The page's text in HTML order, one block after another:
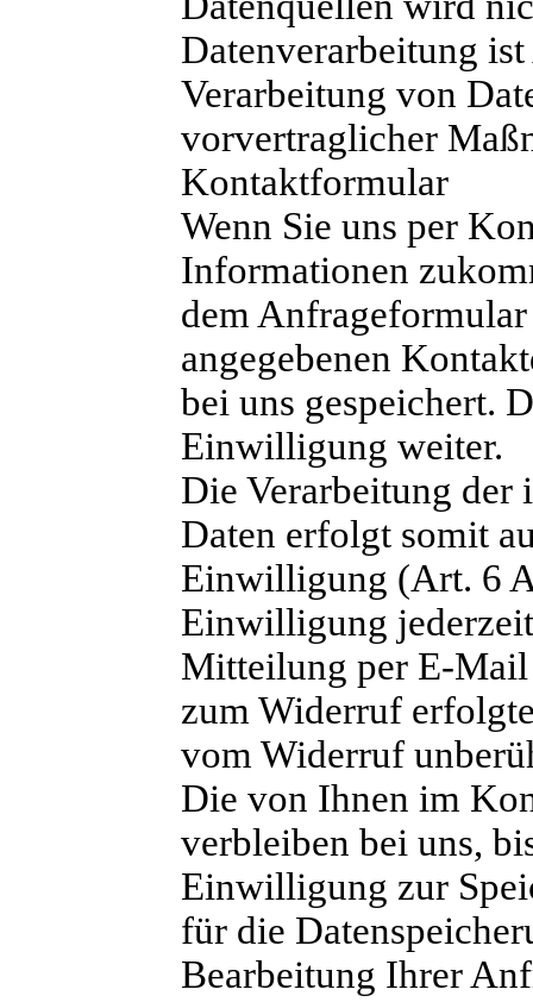
Datenverarbeitung
Verarbeitung von
vorvertraglicher
Kontaktformular
Wenn Sie uns per
Informationen
dem
angegebenen
bei uns gespeichert.
Einwilligung weiter.
Die Verarbeitung der
Daten erfolgt somit
Einwilligung (Art. 6
Einwilligung
Mitteilung per E-Mail
zum Widerruf
vom Widerruf
Die von Ihnen im
verbleiben bei uns,
Einwilligung zur
für die
Bearbeitung Ihrer